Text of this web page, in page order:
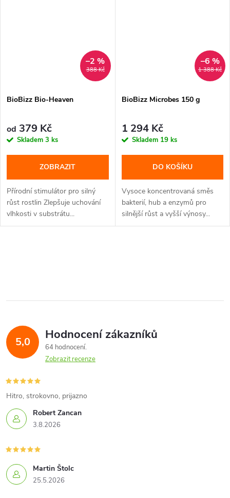
388 Kč
–2 %
BioBizz Bio-Heaven
od 379 Kč
Skladem 3 ks
ZOBRAZIT
Přírodní stimulátor pro silný
růst rostlin Zlepšuje uchování
vlhkosti v substrátu...
1 388 Kč
–6 %
BioBizz Microbes 150 g
1 294 Kč
Skladem 19 ks
DO KOŠÍKU
Vysoce koncentrovaná směs
bakterií, hub a enzymů pro
silnější růst a vyšší výnosy...
l
d
a
c
í
p
r
v
k
5,0 Hodnocení zákazníků
64 hodnocení
Zobrazit recenze
Robert Zancan
3.8.2026
Hitro, strokovno, prijazno
Martin Štolc
25.5.2026